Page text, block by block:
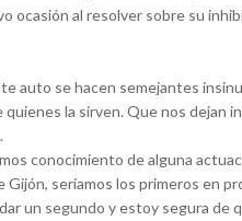
ocasión al resolver sobre su
auto se hacen semejantes
la sirven. Que nos dejan
conocimiento de alguna
seríamos los primeros en
un segundo y estoy segura de